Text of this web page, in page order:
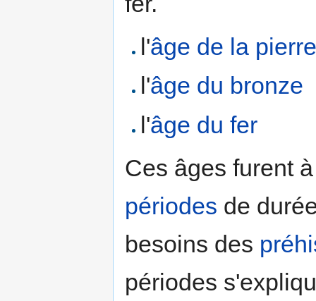
l'âge de la
l'âge du bronze
l'âge du fer
Ces âges furent
périodes de
besoins des
périodes